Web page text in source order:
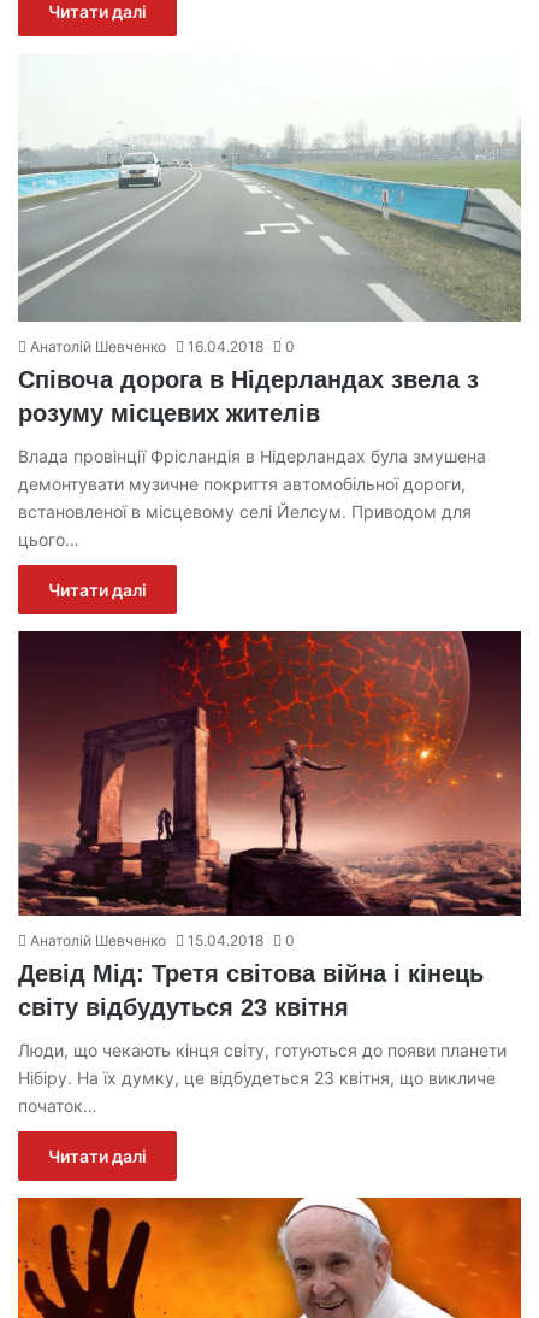
Читати далі
Анатолій Шевченко 16.04.2018 0
Співоча дорога в Нідерландах звела з
розуму місцевих жителів
Влада провінції Фрісландія в Нідерландах була змушена
демонтувати музичне покриття автомобільної дороги,
встановленої в місцевому селі Йелсум. Приводом для
цього…
Читати далі
Анатолій Шевченко 15.04.2018 0
Девід Мід: Третя світова війна і кінець
світу відбудуться 23 квітня
Люди, що чекають кінця світу, готуються до появи планети
Нібіру. На їх думку, це відбудеться 23 квітня, що викличе
початок…
Читати далі